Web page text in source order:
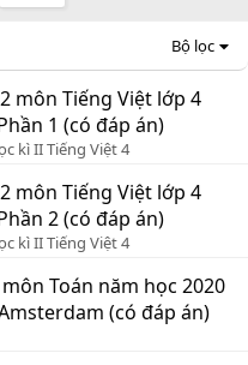
Bộ lọc
môn Tiếng Việt lớp 4
1 (có đáp án)
kì II Tiếng Việt 4
môn Tiếng Việt lớp 4
2 (có đáp án)
kì II Tiếng Việt 4
Toán năm học 2020
(có đáp án)